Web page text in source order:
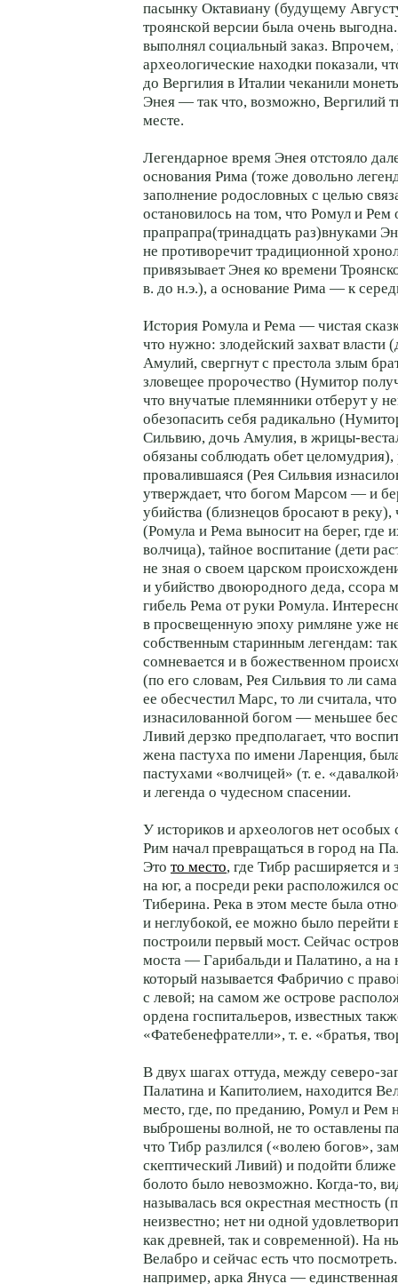
пасынку Октавиану (будущему
троянской версии была очень
выполнял социальный заказ. Впрочем,
археологические находки показали,
до Вергилия в Италии чеканили
Энея — так что, возможно, Вергилий
месте.
Легендарное время Энея отстояло
основания Рима (тоже довольно
заполнение родословных с целью
остановилось на том, что Ромул и Рем
прапрапра(тринадцать раз)внуками
не противоречит традиционной
привязывает Энея ко времени
в. до н.э.), а основание Рима — к
История Ромула и Рема — чистая
что нужно: злодейский захват власти
Амулий, свергнут с престола злым
зловещее пророчество (Нумитор
что внучатые племянники отберут у
обезопасить себя радикально
Сильвию, дочь Амулия, в жрицы-
обязаны соблюдать обет целомудрия),
провалившаяся (Рея Сильвия
утверждает, что богом Марсом — и
убийства (близнецов бросают в реку),
(Ромула и Рема выносит на берег, где
волчица), тайное воспитание (дети
не зная о своем царском
и убийство двоюродного деда, ссора
гибель Рема от руки Ромула.
в просвещенную эпоху римляне уже
собственным старинным легендам:
сомневается и в божественном
(по его словам, Рея Сильвия то ли
ее обесчестил Марс, то ли считала,
изнасилованной богом — меньшее
Ливий дерзко предполагает, что
жена пастуха по имени Ларенция,
пастухами «волчицей» (т. е.
и легенда о чудесном спасении.
У историков и археологов нет особых
Рим начал превращаться в город на
Это то место, где Тибр расширяется и
на юг, а посреди реки расположился
Тиберина. Река в этом месте была
и неглубокой, ее можно было перейти
построили первый мост. Сейчас
моста — Гарибальди и Палатино, а на
который называется Фабричио с
с левой; на самом же острове
ордена госпитальеров, известных
«Фатебенефрателли», т. е. «братья,
В двух шагах оттуда, между северо-
Палатина и Капитолием, находится
место, где, по преданию, Ромул и Рем
выброшены волной, не то оставлены
что Тибр разлился («волею богов»,
скептический Ливий) и подойти ближе
болото было невозможно. Когда-то,
называлась вся окрестная местность
неизвестно; нет ни одной
как древней, так и современной). На
Велабро и сейчас есть что
например, арка Януса —